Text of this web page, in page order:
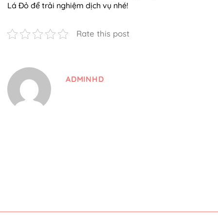
Lá Đỏ để trải nghiệm dịch vụ nhé!
Rate this post
ADMINHD